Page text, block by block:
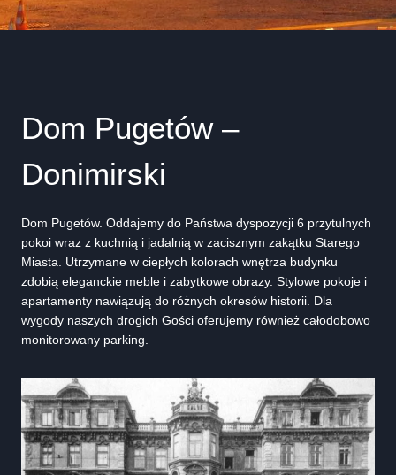
Dom Pugetów –
Donimirski
Dom Pugetów. Oddajemy do Państwa dyspozycji 6 przytulnych
pokoi wraz z kuchnią i jadalnią w zacisznym zakątku Starego
Miasta. Utrzymane w ciepłych kolorach wnętrza budynku
zdobią eleganckie meble i zabytkowe obrazy. Stylowe pokoje i
apartamenty nawiązują do różnych okresów historii. Dla
wygody naszych drogich Gości oferujemy również całodobowo
monitorowany parking.